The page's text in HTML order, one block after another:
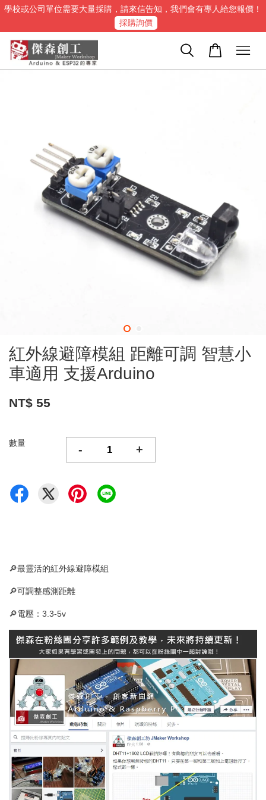
學校或公司單位需要大量採購，請來信告知，我們會有專人給您報價！
採購詢價
紅外線避障模組 距離可調 智慧小
車適用 支援Arduino
NT$ 55
數量 - +
🔎最靈活的紅外線避障模組
🔎可調整感測距離
🔎電壓：3.3-5v